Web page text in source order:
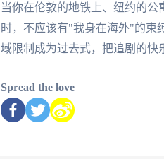
当你在伦敦的地铁上、纽约的
时，不应该有"我身在海外"的束
域限制成为过去式，把追剧的快
Spread the love